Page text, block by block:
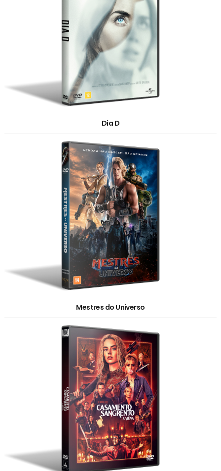
Dia D
Mestres do Universo